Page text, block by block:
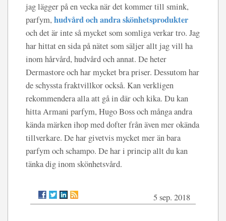
jag lägger på en vecka när det kommer till smink,
parfym, hudvård och andra skönhetsprodukter
och det är inte så mycket som somliga verkar tro. Jag
har hittat en sida på nätet som säljer allt jag vill ha
inom hårvård, hudvård och annat. De heter
Dermastore och har mycket bra priser. Dessutom har
de schyssta fraktvillkor också. Kan verkligen
rekommendera alla att gå in där och kika. Du kan
hitta Armani parfym, Hugo Boss och många andra
kända märken ihop med dofter från även mer okända
tillverkare. De har givetvis mycket mer än bara
parfym och schampo. De har i princip allt du kan
tänka dig inom skönhetsvård.
5 sep. 2018